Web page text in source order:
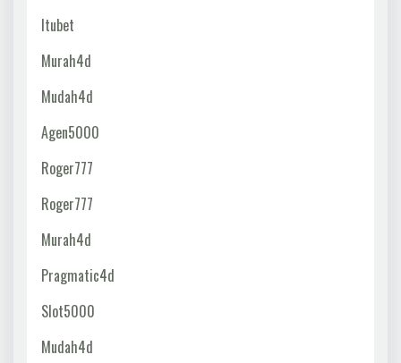
Itubet
Murah4d
Mudah4d
Agen5000
Roger777
Roger777
Murah4d
Pragmatic4d
Slot5000
Mudah4d